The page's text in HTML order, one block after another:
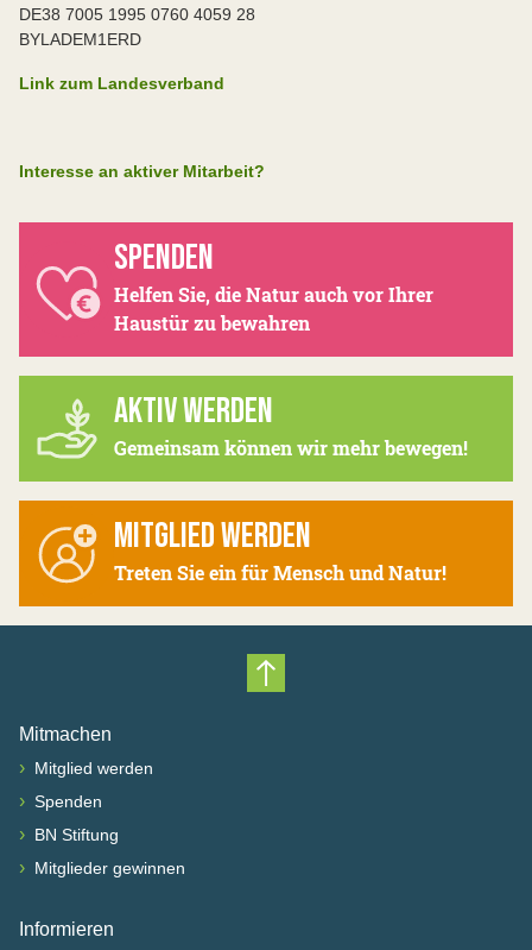
DE38 7005 1995 0760 4059 28
BYLADEM1ERD
Link zum Landesverband
Interesse an aktiver Mitarbeit?
SPENDEN
Helfen Sie, die Natur auch vor Ihrer
Haustür zu bewahren
AKTIV WERDEN
Gemeinsam können wir mehr bewegen!
MITGLIED WERDEN
Treten Sie ein für Mensch und Natur!
Nach oben scrollen
Mitmachen
› Mitglied werden
› Spenden
› BN Stiftung
› Mitglieder gewinnen
Informieren